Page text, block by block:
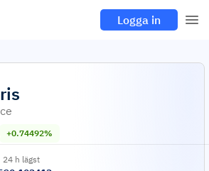
Logga in
+0.74492%
24 h lägst